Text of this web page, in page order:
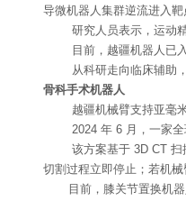
导微机器人集群逆流进入靶
研究人员表示，运动精
目前，越疆机器人已入
从科研走向临床辅助，
骨科手术机器人
越疆机械臂支持亚毫米
2024 年 6 月，一家全球
该方案基于 3D CT 扫描
切割过程立即停止；若机
目前，膝关节置换机器